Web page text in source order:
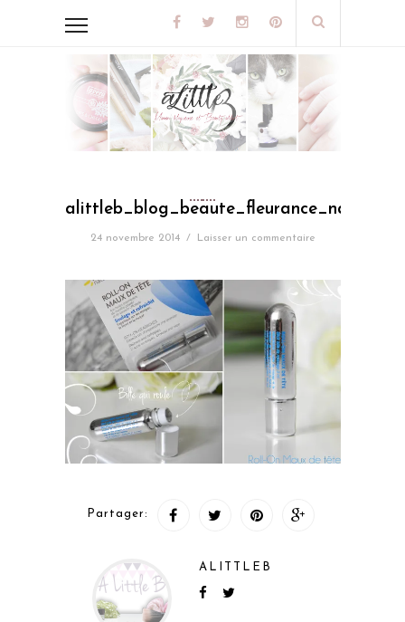
24 novembre 2014 / Laisser un commentaire
Partager:
ALITTLEB